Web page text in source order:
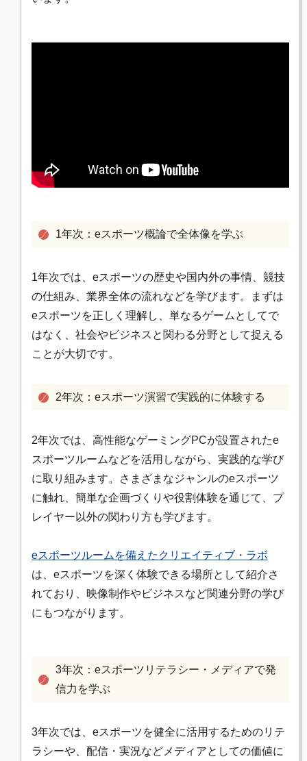
1年次：eスポーツ概論で全体像を学ぶ
1年次では、eスポーツの歴史や国内外の事情、競技
の仕組み、業界全体の流れなどを学びます。まずは
eスポーツを正しく理解し、単なるゲームとしてで
はなく、社会やビジネスと関わる分野として捉える
ことが大切です。
2年次：eスポーツ演習で実践的に体験する
2年次では、高性能なゲーミングPCが設置されたe
スポーツルームなどを活用しながら、実践的な学び
に取り組みます。さまざまなジャンルのeスポーツ
に触れ、簡単な企画づくりや役割体験を通じて、プ
レイヤー以外の関わり方も学びます。
eスポーツルームを備えたクリエイティブ・ラボ
は、eスポーツを深く体験できる場所として紹介さ
れており、映像制作やビジネスなど関連分野の学び
にもつながります。
3年次：eスポーツリテラシー・メディアで発
信力を学ぶ
3年次では、eスポーツを健全に活用するためのリテ
ラシーや、配信・実況などメディアとしての価値に